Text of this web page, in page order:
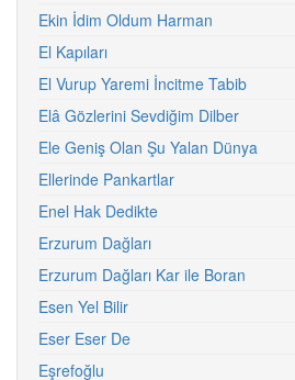
Ekin İdim Oldum Harman
El Kapıları
El Vurup Yaremi İncitme Tabib
Elâ Gözlerini Sevdiğim Dilber
Ele Geniş Olan Şu Yalan Dünya
Ellerinde Pankartlar
Enel Hak Dedikte
Erzurum Dağları
Erzurum Dağları Kar ile Boran
Esen Yel Bilir
Eser Eser De
Eşrefoğlu